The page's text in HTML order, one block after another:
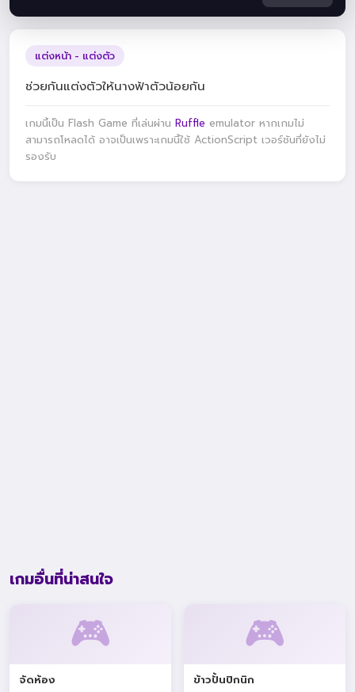
แต่งหน้า - แต่งตัว
ช่วยกันแต่งตัวให้นางฟ้าตัวน้อยกัน
เกมนี้เป็น Flash Game ที่เล่นผ่าน Ruffle emulator หากเกมไม่
สามารถโหลดได้ อาจเป็นเพราะเกมนี้ใช้ ActionScript เวอร์ชันที่ยังไม่
รองรับ
เกมอื่นที่น่าสนใจ
🎮
จัดห้อง
🎮
ข้าวปั้นปิกนิก